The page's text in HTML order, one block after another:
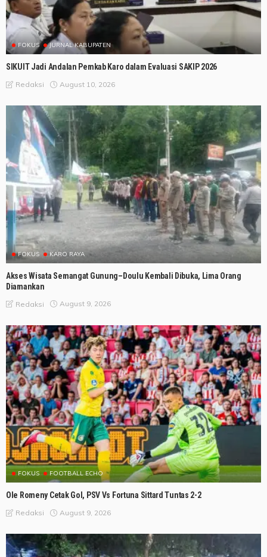
FOKUS JURNAL KABUPATEN
SIKUIT Jadi Andalan Pemkab Karo dalam Evaluasi SAKIP 2026
Redaksi August 10, 2026
FOKUS KARO RAYA
Akses Wisata Semangat Gunung–Doulu Kembali Dibuka, Lima Orang
Diamankan
Redaksi August 9, 2026
FOKUS FOOTBALL ECHO
Ole Romeny Cetak Gol, PSV Vs Fortuna Sittard Tuntas 2-2
Redaksi August 9, 2026